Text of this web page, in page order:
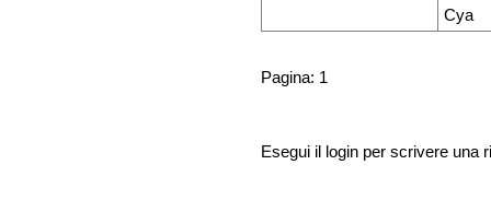
Cya
Pagina: 1
Esegui il login per scrivere una